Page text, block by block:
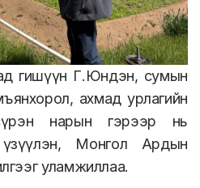
гишүүн Г.Юндэн, сумын
ахмад урлагийн
нарын гэрээр нь
Монгол Ардын
уламжиллаа.